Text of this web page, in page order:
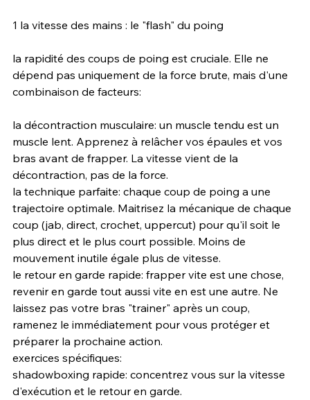
1 la vitesse des mains : le "flash" du poing
la rapidité des coups de poing est cruciale. Elle ne
dépend pas uniquement de la force brute, mais d'une
combinaison de facteurs:
la décontraction musculaire: un muscle tendu est un
muscle lent. Apprenez à relâcher vos épaules et vos
bras avant de frapper. La vitesse vient de la
décontraction, pas de la force.
la technique parfaite: chaque coup de poing a une
trajectoire optimale. Maitrisez la mécanique de chaque
coup (jab, direct, crochet, uppercut) pour qu'il soit le
plus direct et le plus court possible. Moins de
mouvement inutile égale plus de vitesse.
le retour en garde rapide: frapper vite est une chose,
revenir en garde tout aussi vite en est une autre. Ne
laissez pas votre bras "trainer" après un coup,
ramenez le immédiatement pour vous protéger et
préparer la prochaine action.
exercices spécifiques:
shadowboxing rapide: concentrez vous sur la vitesse
d'exécution et le retour en garde.